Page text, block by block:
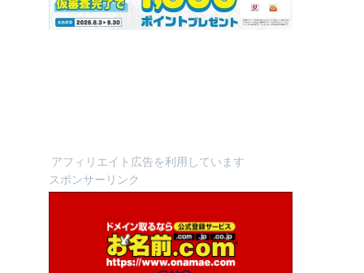
アフィリエイト広告を利用しています
スポンサーリンク